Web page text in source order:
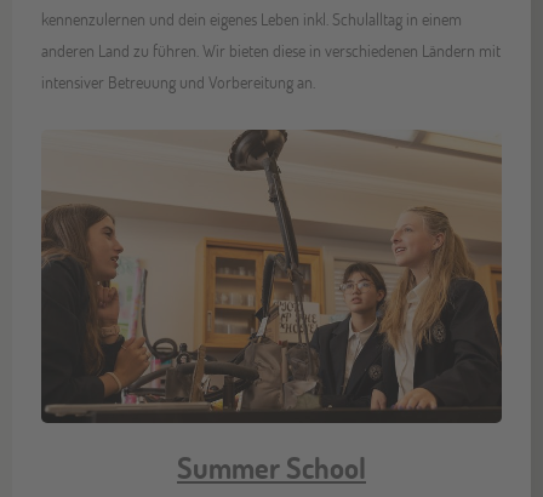
kennenzulernen und dein eigenes Leben inkl. Schulalltag in einem
anderen Land zu führen. Wir bieten diese in verschiedenen Ländern mit
intensiver Betreuung und Vorbereitung an.
Summer School